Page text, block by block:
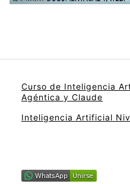
Curso de Inteligencia
Agéntica y Claude
Inteligencia Artificial